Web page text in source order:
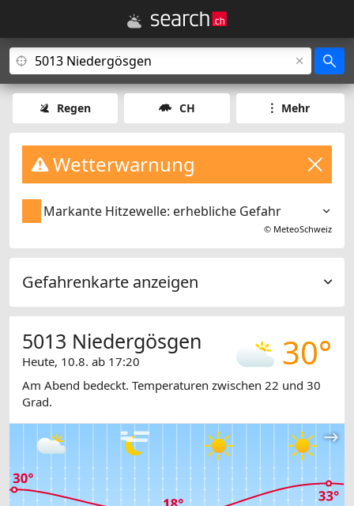
Regen CH Mehr
Wetterwarnung
Markante Hitzewelle: erhebliche Gefahr
© MeteoSchweiz
Gefahrenkarte anzeigen
30°
5013 Niedergösgen
Heute, 10.8. ab 17:20
Am Abend bedeckt. Temperaturen zwischen 22 und 30
Grad.